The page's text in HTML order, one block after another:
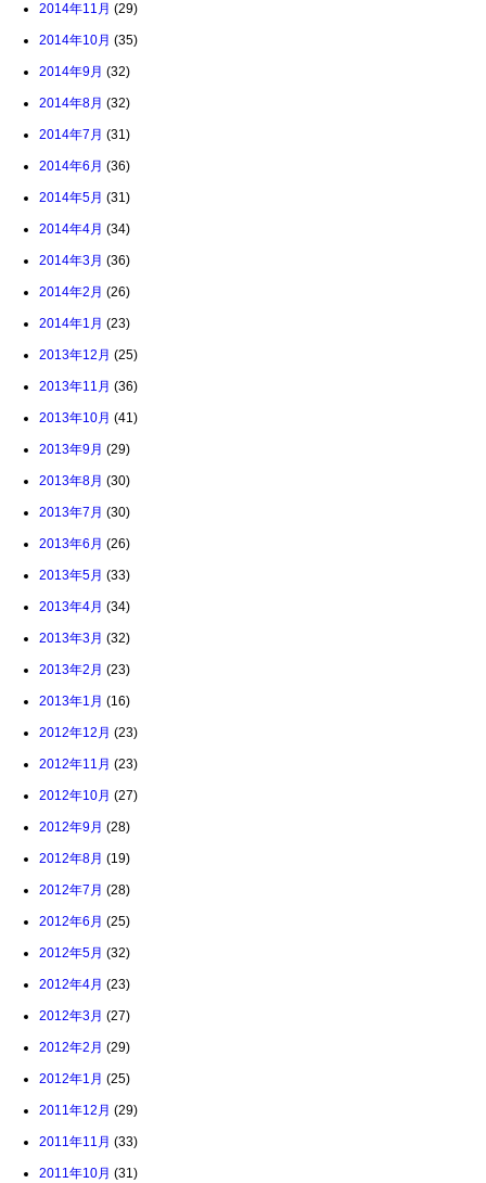
2014年11月 (29)
2014年10月 (35)
2014年9月 (32)
2014年8月 (32)
2014年7月 (31)
2014年6月 (36)
2014年5月 (31)
2014年4月 (34)
2014年3月 (36)
2014年2月 (26)
2014年1月 (23)
2013年12月 (25)
2013年11月 (36)
2013年10月 (41)
2013年9月 (29)
2013年8月 (30)
2013年7月 (30)
2013年6月 (26)
2013年5月 (33)
2013年4月 (34)
2013年3月 (32)
2013年2月 (23)
2013年1月 (16)
2012年12月 (23)
2012年11月 (23)
2012年10月 (27)
2012年9月 (28)
2012年8月 (19)
2012年7月 (28)
2012年6月 (25)
2012年5月 (32)
2012年4月 (23)
2012年3月 (27)
2012年2月 (29)
2012年1月 (25)
2011年12月 (29)
2011年11月 (33)
2011年10月 (31)